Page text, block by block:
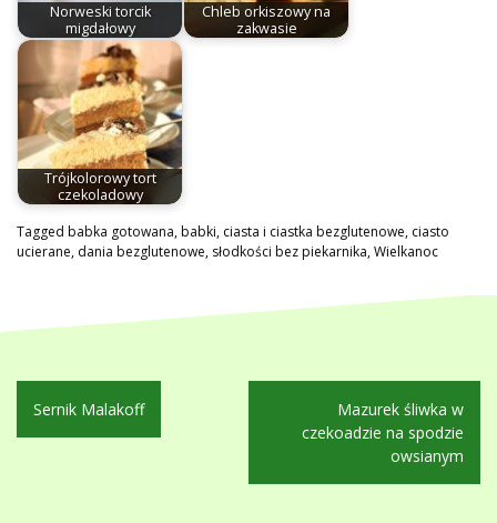
Norweski torcik
migdałowy
Chleb orkiszowy na
zakwasie
Trójkolorowy tort
czekoladowy
Tagged babka gotowana,babki, ciasta i ciastka bezglutenowe, ciasto
ucierane, dania bezglutenowe, słodkości bez piekarnika,Wielkanoc
Nawigacja
wpisu
Sernik Malakoff
Mazurek śliwka w
czekoadzie na spodzie
owsianym